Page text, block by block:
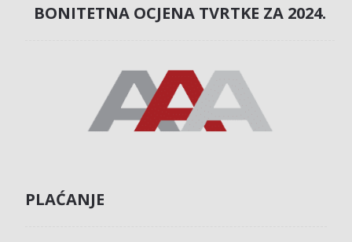
BONITETNA OCJENA TVRTKE ZA 2024.
PLAĆANJE